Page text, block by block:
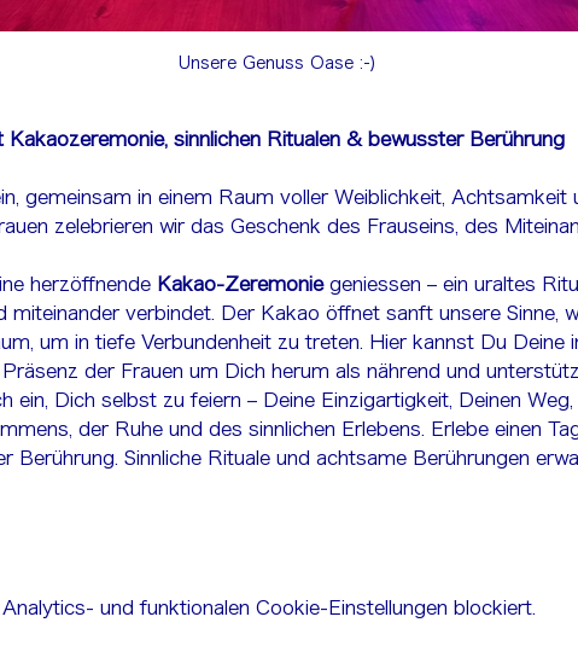
Unsere Genuss Oase :-)
sinnlichen Ritualen & bewusster Berührung
gemeinsam in einem Raum voller Weiblichkeit, Achtsamkeit
zelebrieren wir das Geschenk des Frauseins, des
herzöffnende Kakao-Zeremonie geniessen – ein uraltes
miteinander verbindet. Der Kakao öffnet sanft unsere Sinne,
um in tiefe Verbundenheit zu treten. Hier kannst Du Deine
der Frauen um Dich herum als nährend und
ein, Dich selbst zu feiern – Deine Einzigartigkeit, Deinen
der Ruhe und des sinnlichen Erlebens. Erlebe einen
Berührung. Sinnliche Rituale und achtsame Berührungen
und funktionalen Cookie-Einstellungen blockiert.